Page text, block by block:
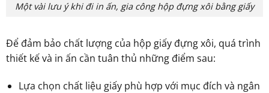
Một vài lưu ý khi đi in ấn, gia công hộp đựng xôi bằng giấy
Để đảm bảo chất lượng của hộp giấy đựng xôi, quá trình
thiết kế và in ấn cần tuân thủ những điểm sau:
Lựa chọn chất liệu giấy phù hợp với mục đích và ngân